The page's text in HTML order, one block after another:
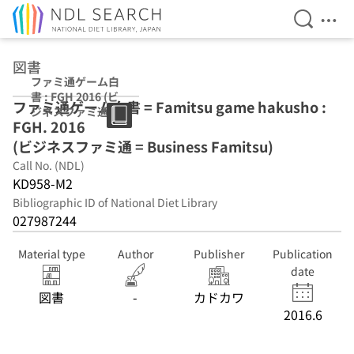
Open
図書
ファミ通ゲーム白
書 : FGH 2016 (ビ
ジネスファミ通 =
Business
Famitsu)
ファミ通ゲーム白書 = Famitsu game hakusho :
FGH. 2016
(ビジネスファミ通 = Business Famitsu)
Call No. (NDL)
KD958-M2
Bibliographic ID of National Diet Library
027987244
Material type
図書
Author
-
Publisher
カドカワ
Publication
date
2016.6